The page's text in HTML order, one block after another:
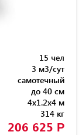
15 чел
3 м3/сут
самотечный
до 40 см
4x1.2x4 м
314 кг
206 625 Р